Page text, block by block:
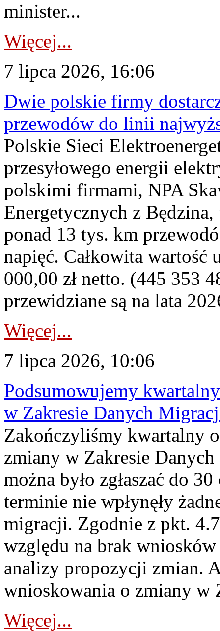
minister...
Więcej...
7 lipca 2026, 16:06
Dwie polskie firmy
przewodów do linii
Polskie Sieci
przesyłowego energii
polskimi firmami, NPA
Energetycznych z
ponad 13 tys. km
napięć. Całkowita
000,00 zł netto. (445 353
przewidziane są na lata
Więcej...
7 lipca 2026, 10:06
Podsumowujemy
w Zakresie Danych
Zakończyliśmy kwartalny
zmiany w Zakresie
można było zgłaszać do
terminie nie wpłynęły
migracji. Zgodnie z pkt.
względu na brak
analizy propozycji zmian.
wnioskowania o zmiany w
Więcej...